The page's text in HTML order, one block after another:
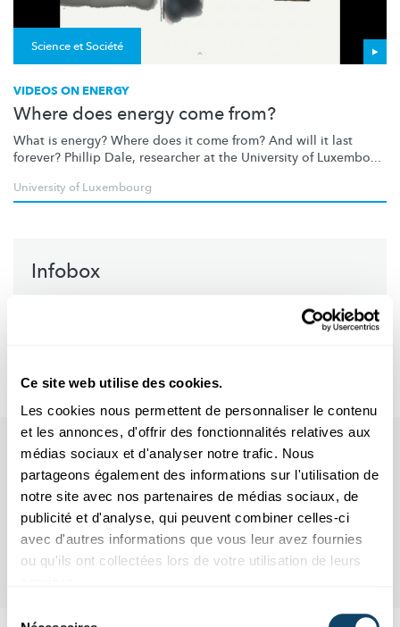
Ce site web utilise des cookies.
Les cookies nous permettent de personnaliser le contenu
et les annonces, d'offrir des fonctionnalités relatives aux
médias sociaux et d'analyser notre trafic. Nous
partageons également des informations sur l'utilisation de
notre site avec nos partenaires de médias sociaux, de
publicité et d'analyse, qui peuvent combiner celles-ci
avec d'autres informations que vous leur avez fournies
ou qu'ils ont collectées lors de votre utilisation de leurs
Science et Société
VIDEOS ON ENERGY
Where does energy come from?
What is energy? Where does it come from? And will it last
forever? Phillip Dale, researcher at the University of Luxembo...
University of Luxembourg
Infobox